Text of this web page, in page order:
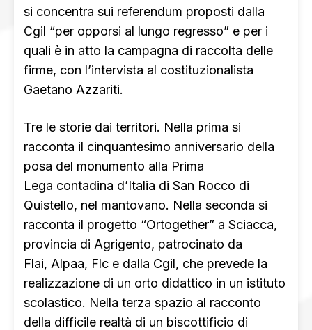
si concentra sui referendum proposti dalla
Cgil “per opporsi al lungo regresso” e per i
quali è in atto la campagna di raccolta delle
firme, con l’intervista al costituzionalista
Gaetano Azzariti.
Tre le storie dai territori. Nella prima si
racconta il cinquantesimo anniversario della
posa del monumento alla Prima
Lega contadina d’Italia di San Rocco di
Quistello, nel mantovano. Nella seconda si
racconta il progetto “Ortogether” a Sciacca,
provincia di Agrigento, patrocinato da
Flai, Alpaa, Flc e dalla Cgil, che prevede la
realizzazione di un orto didattico in un istituto
scolastico. Nella terza spazio al racconto
della difficile realtà di un biscottificio di